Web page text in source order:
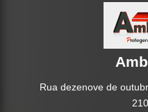
Rua dezenove de